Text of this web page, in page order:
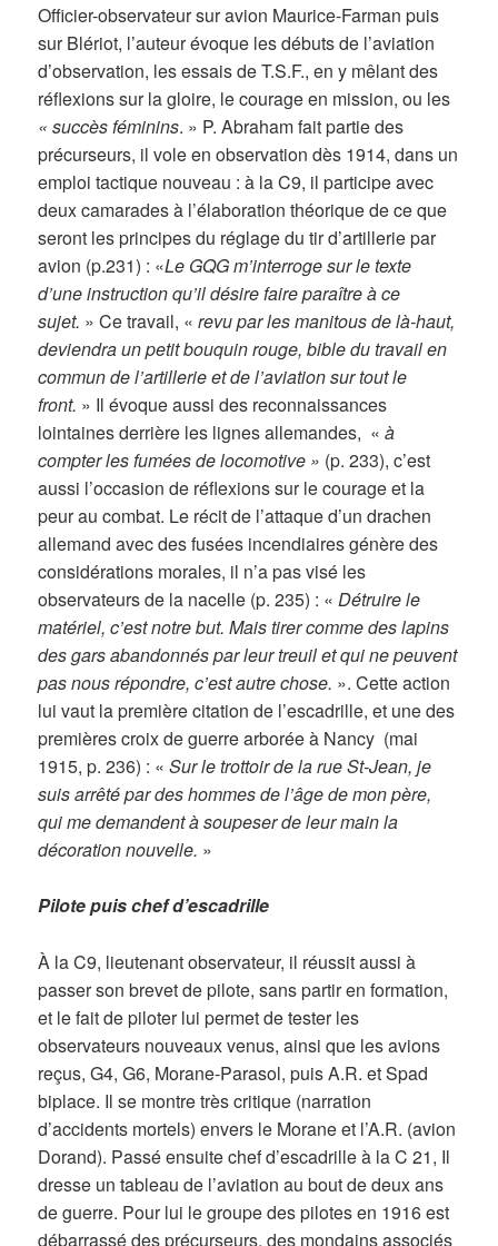
Officier-observateur sur avion Maurice-Farman puis
sur Blériot, l’auteur évoque les débuts de l’aviation
d’observation, les essais de T.S.F., en y mêlant des
réflexions sur la gloire, le courage en mission, ou les
« succès féminins. » P. Abraham fait partie des
précurseurs, il vole en observation dès 1914, dans un
emploi tactique nouveau : à la C9, il participe avec
deux camarades à l’élaboration théorique de ce que
seront les principes du réglage du tir d’artillerie par
avion (p.231) : «Le GQG m’interroge sur le texte
d’une instruction qu’il désire faire paraître à ce
sujet. » Ce travail, «revu par les manitous de là-haut,
deviendra un petit bouquin rouge, bible du travail en
commun de l’artillerie et de l’aviation sur tout le
front. » Il évoque aussi des reconnaissances
lointaines derrière les lignes allemandes, «à
compter les fumées de locomotive » (p. 233), c’est
aussi l’occasion de réflexions sur le courage et la
peur au combat. Le récit de l’attaque d’un drachen
allemand avec des fusées incendiaires génère des
considérations morales, il n’a pas visé les
observateurs de la nacelle (p. 235) : « Détruire le
matériel, c’est notre but. Mais tirer comme des lapins
des gars abandonnés par leur treuil et qui ne peuvent
pas nous répondre, c’est autre chose. ». Cette action
lui vaut la première citation de l’escadrille, et une des
premières croix de guerre arborée à Nancy (mai
1915, p. 236) : «Sur le trottoir de la rue St-Jean, je
suis arrêté par des hommes de l’âge de mon père,
qui me demandent à soupeser de leur main la
décoration nouvelle. »
Pilote puis chef d’escadrille
À la C9, lieutenant observateur, il réussit aussi à
passer son brevet de pilote, sans partir en formation,
et le fait de piloter lui permet de tester les
observateurs nouveaux venus, ainsi que les avions
reçus, G4, G6, Morane-Parasol, puis A.R. et Spad
biplace. Il se montre très critique (narration
d’accidents mortels) envers le Morane et l’A.R. (avion
Dorand). Passé ensuite chef d’escadrille à la C 21, Il
dresse un tableau de l’aviation au bout de deux ans
de guerre. Pour lui le groupe des pilotes en 1916 est
débarrassé des précurseurs, des mondains associés